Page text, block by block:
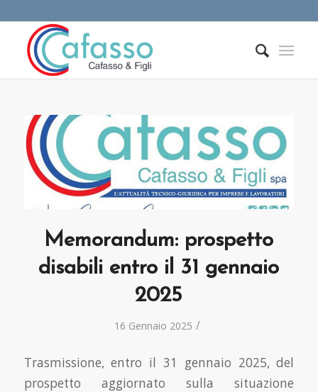
Memorandum: prospetto
disabili entro il 31 gennaio
2025
16 Gennaio 2025 /
Trasmissione, entro il 31 gennaio 2025, del
prospetto aggiornato sulla situazione